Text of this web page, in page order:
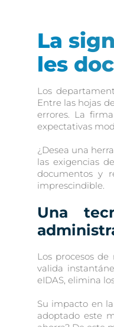
La
les
Los
Entre las hojas
errores. La
expectativas
¿Desea una
las exigencias
documentos y
imprescindible.
Una
Los procesos
valida
eIDAS, elimina
Su impacto en
adoptado este